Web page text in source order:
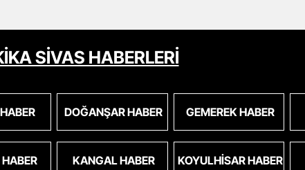
SİVAS HABERLERİ
DOĞANŞAR HABER GEMEREK HABER
KANGAL HABER KOYULHISAR HABER